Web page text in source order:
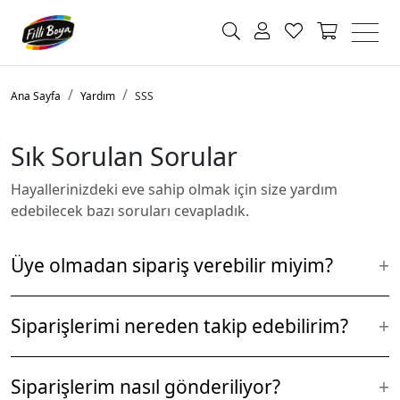
Ana Sayfa Yardım SSS
Sık Sorulan Sorular
Hayallerinizdeki eve sahip olmak için size yardım
edebilecek bazı soruları cevapladık.
Üye olmadan sipariş verebilir miyim?
fatura ve teslimat bilgilerinizi girerek Ödeme sayfasına
Siparişlerimi nereden takip edebilirim?
“Hesabım” / “Siparişlerim” menüsünden takip
Siparişlerim nasıl gönderiliyor?